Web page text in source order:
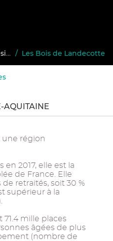
/ Les Bois de Landecotte
AQUITAINE
une région
2017, elle est la
de France. Elle
retraités, soit 30 %
supérieur à la
71.4 mille places
âgées de plus
(nombre de